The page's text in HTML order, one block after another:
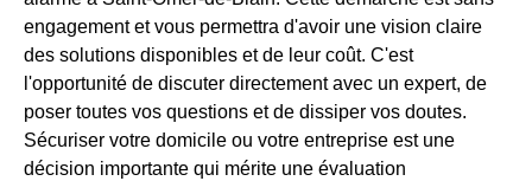
engagement et vous permettra d'avoir une vision claire
des solutions disponibles et de leur coût. C'est
l'opportunité de discuter directement avec un expert, de
poser toutes vos questions et de dissiper vos doutes.
Sécuriser votre domicile ou votre entreprise est une
décision importante qui mérite une évaluation